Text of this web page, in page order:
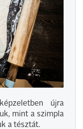
újra
mint a szimpla
a tésztát.